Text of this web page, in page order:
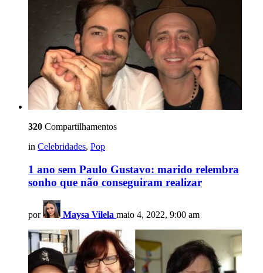
320 Compartilhamentos
in Celebridades, Pop
1 ano sem Paulo Gustavo: marido relembra
sonho que não conseguiram realizar
por Maysa Vilela maio 4, 2022, 9:00 am